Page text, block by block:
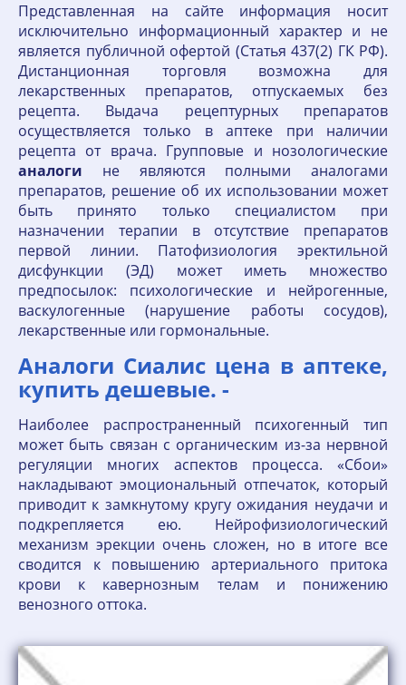
Представленная на сайте информация носит
исключительно информационный характер и не
является публичной офертой (Статья 437(2) ГК РФ).
Дистанционная торговля возможна для
лекарственных препаратов, отпускаемых без
рецепта. Выдача рецептурных препаратов
осуществляется только в аптеке при наличии
рецепта от врача. Групповые и нозологические
аналоги не являются полными аналогами
препаратов, решение об их использовании может
быть принято только специалистом при
назначении терапии в отсутствие препаратов
первой линии. Патофизиология эректильной
дисфункции (ЭД) может иметь множество
предпосылок: психологические и нейрогенные,
васкулогенные (нарушение работы сосудов),
лекарственные или гормональные.
Аналоги Сиалис цена в аптеке,
купить дешевые. -
Наиболее распространенный психогенный тип
может быть связан с органическим из-за нервной
регуляции многих аспектов процесса. «Сбои»
накладывают эмоциональный отпечаток, который
приводит к замкнутому кругу ожидания неудачи и
подкрепляется ею. Нейрофизиологический
механизм эрекции очень сложен, но в итоге все
сводится к повышению артериального притока
крови к кавернозным телам и понижению
венозного оттока.